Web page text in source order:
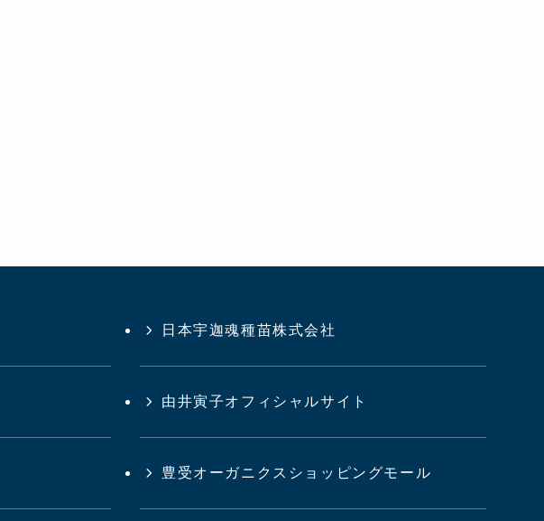
日本宇迦魂種苗株式会社
由井寅子オフィシャルサイト
豊受オーガニクスショッピングモール